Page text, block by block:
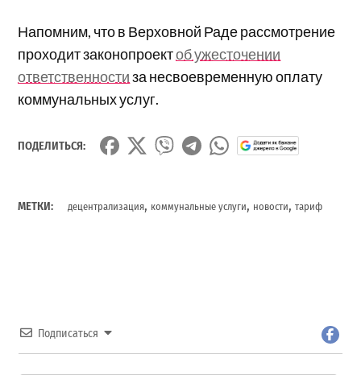
Напомним, что в Верховной Раде рассмотрение
проходит законопроектоб ужесточении
ответственностиза несвоевременную оплату
коммунальных услуг.
ПОДЕЛИТЬСЯ:
МЕТКИ: децентрализация, коммунальные услуги, новости,тариф
Подписаться